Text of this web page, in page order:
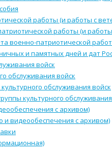
работы (и работы с
работы (и
военно-патриотической
и памятных дней и дат
войск
обслуживания войск
обслуживания войск
культурного
с архивом)
и видеообеспечения с архивом)